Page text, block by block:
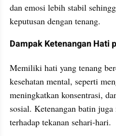
dan emosi lebih stabil
keputusan dengan tenang.
Dampak Ketenangan Hati
Memiliki hati yang tenang
kesehatan mental, seperti
meningkatkan konsentrasi,
sosial. Ketenangan batin
terhadap tekanan sehari-hari.